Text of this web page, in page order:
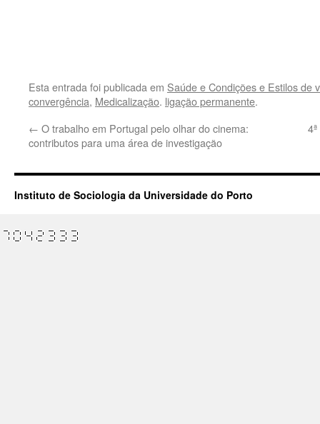
Esta entrada foi publicada em Saúde e Condições e Estilos de
convergência, Medicalização. ligação permanente.
← O trabalho em Portugal pelo olhar do cinema:
contributos para uma área de investigação
Instituto de Sociologia da Universidade do Porto